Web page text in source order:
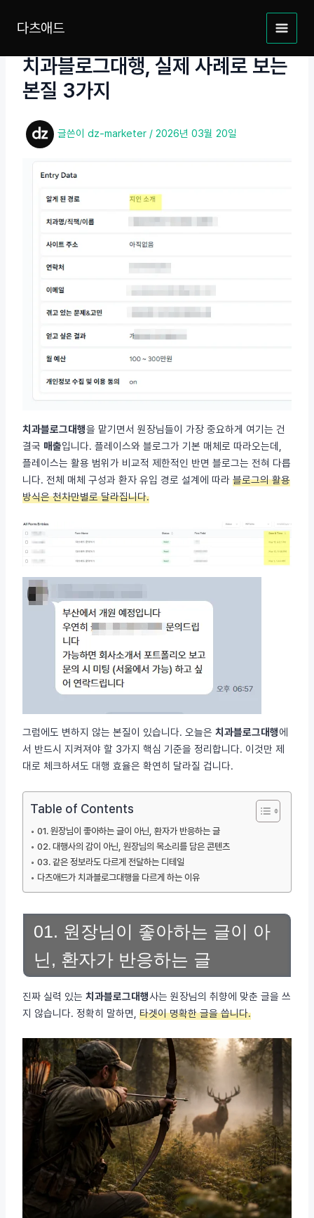
로
다츠애드
MAIN
치과블로그대행, 실제 사례로 보는
본질 3가지
글쓴이 dz-marketer / 2026년 03월 20일
치과블로그대행을 맡기면서 원장님들이 가장 중요하게 여기는 건
결국 매출입니다. 플레이스와 블로그가 기본 매체로 따라오는데,
플레이스는 활용 범위가 비교적 제한적인 반면 블로그는 전혀 다릅
니다. 전체 매체 구성과 환자 유입 경로 설계에 따라 블로그의 활용
방식은 천차만별로 달라집니다.
그럼에도 변하지 않는 본질이 있습니다. 오늘은 치과블로그대행에
서 반드시 지켜져야 할 3가지 핵심 기준을 정리합니다. 이것만 제
대로 체크하셔도 대행 효율은 확연히 달라질 겁니다.
Table of Contents
01. 원장님이 좋아하는 글이 아닌, 환자가 반응하는 글
02. 대행사의 감이 아닌, 원장님의 목소리를 담은 콘텐츠
03. 같은 정보라도 다르게 전달하는 디테일
다츠애드가 치과블로그대행을 다르게 하는 이유
01. 원장님이 좋아하는 글이 아
닌, 환자가 반응하는 글
진짜 실력 있는 치과블로그대행사는 원장님의 취향에 맞춘 글을 쓰
지 않습니다. 정확히 말하면, 타겟이 명확한 글을 씁니다.